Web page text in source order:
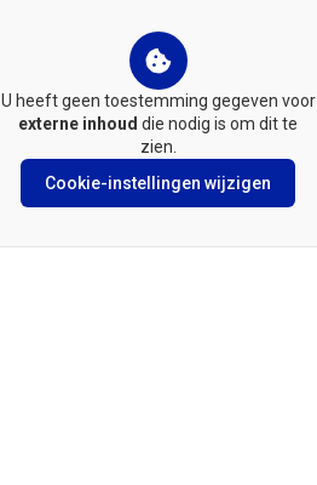
U heeft geen toestemming gegeven voor
externe inhoud die nodig is om dit te
zien.
Cookie-instellingen wijzigen